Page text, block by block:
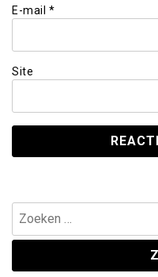
E-mail *
Site
Zoeken
naar: